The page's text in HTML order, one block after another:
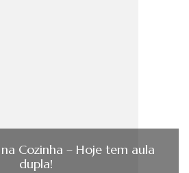
Cozinha – Hoje tem aula
dupla!